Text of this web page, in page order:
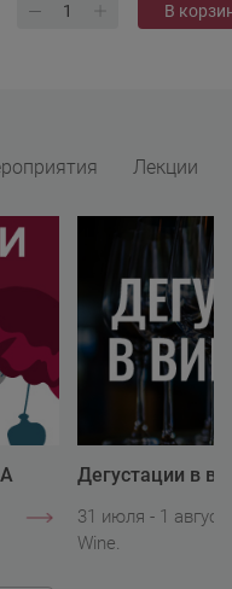
В
Лекции
Дегустации в
31 июля - 1
Wine.